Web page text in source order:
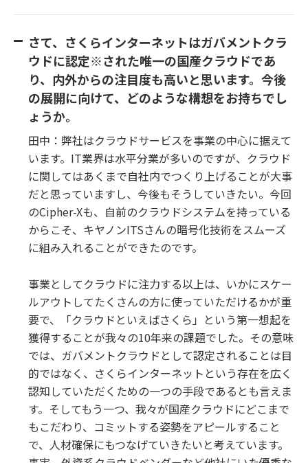
さて、さくらインターネットはガバメントクラ
ウドに認定※された唯一の国産クラウドであ
り、内外からの注目度も高いと思います。今後
の展開に向けて、どのような構想をお持ちでし
ょうか。
田中：弊社はクラウドサービスを事業の中心に据えて
います。IT業界は水平分業が多いのですが、クラウド
に関してはあくまで自社内でつくり上げることが大事
だと思っていますし、今後もそうしていきたい。今回
のCipher-Xも、自前のクラウドシステムを持っている
からこそ、キヤノンITSさんの暗号化技術をスムーズ
に組み入れることができたのです。
事業としてクラウドに注力する以上は、いかにスケー
ルアウトしてたくさんの方に使っていただけるかが重
要で、「クラウドといえばさくら」という第一想起を
獲得することが我々の10年来の課題でした。その意味
では、ガバメントクラウドとして認定されることは目
的ではなく、さくらインターネットという存在を広く
認知していただくための一つの手段であるとも言えま
す。そしてもう一つ、我々が国産クラウドにどこまで
もこだわり、コミットする姿勢をアピールすること
で、人材確保にもつなげていきたいと考えています。